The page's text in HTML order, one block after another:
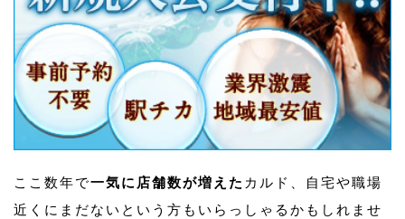
ここ数年で一気に店舗数が増えた カルド、自宅や職場
近くにまだないという方もいらっしゃるかもしれませ